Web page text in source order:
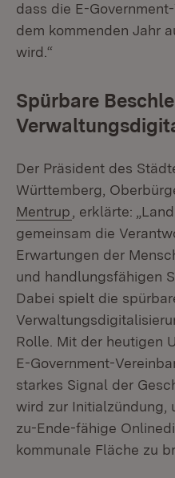
dass die E-
dem kommenden Jahr
wird.“
Spürbare
Der Präsident des
Württemberg,
Mentrup (Öffnet in
, erklärte:
gemeinsam die
Erwartungen der
und handlungsfähigen
Dabei spielt die
Rolle. Mit der heutigen
E-Government-
starkes Signal der
wird zur Initialzündung,
zu-Ende-fähige
kommunale Fläche zu